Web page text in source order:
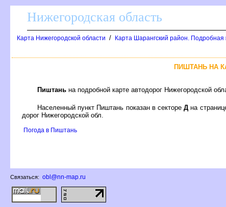
Нижегородская область
Карта Нижегородской области / Карта Шарангский район. Подробная
ПИШТАНЬ НА
Пиштань на подробной карте автодорог Нижегородской
Населенный пункт Пиштань показан в сектореД на
дорог Нижегородской обл.
Погода в Пиштань
Связаться: obl@nn-map.ru